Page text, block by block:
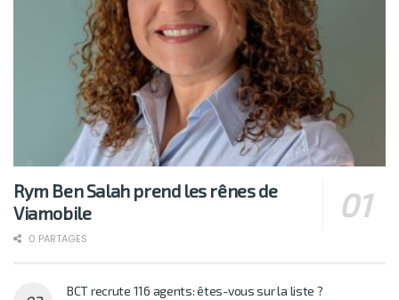
Rym Ben Salah prend les rênes de
Viamobile
0 PARTAGES
BCT recrute 116 agents: êtes-vous sur la liste ?